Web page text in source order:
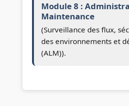
Module 8 :
Maintenance
(Surveillance des flux,
des environnements et
(ALM)).